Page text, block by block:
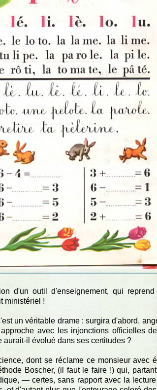
d'un outil d'enseignement, qui
ministériel !
un véritable drame : surgira d'abord,
avec les injonctions officielles
aurait-il évolué dans ses certitudes ?
dont se réclame ce monsieur avec
Boscher, (il faut le faire !) qui,
— certes, sans rapport avec la